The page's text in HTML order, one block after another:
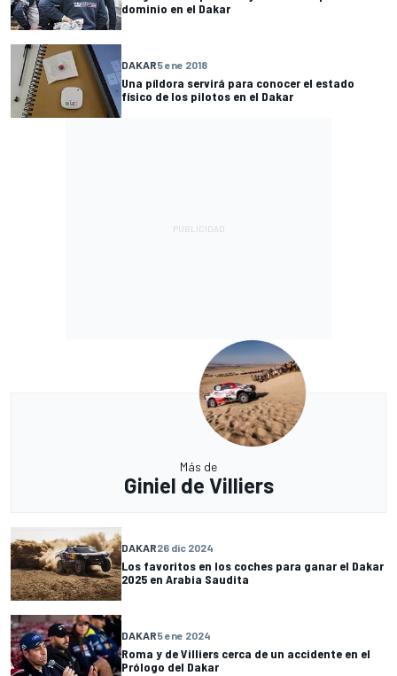
dominio en el Dakar
DAKAR5 ene 2018
Una píldora servirá para conocer el estado
físico de los pilotos en el Dakar
Más de
Giniel de Villiers
DAKAR26 dic 2024
Los favoritos en los coches para ganar el Dakar
2025 en Arabia Saudita
DAKAR5 ene 2024
Roma y de Villiers cerca de un accidente en el
Prólogo del Dakar